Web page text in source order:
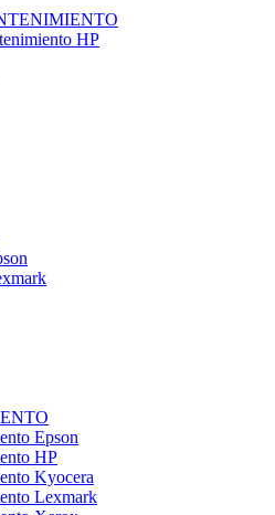
HP
Epson
HP
Kyocera
Lexmark